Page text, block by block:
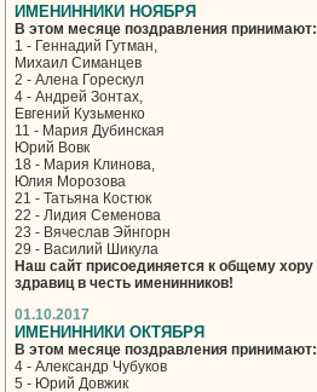
ИМЕНИННИКИ НОЯБРЯ
В этом месяце поздравления принимают:
1 - Геннадий Гутман,
Михаил Симанцев
2 - Алена Горескул
4 - Андрей Зонтах,
Евгений Кузьменко
11 - Мария Дубинская
Юрий Вовк
18 - Мария Клинова,
Юлия Морозова
21 - Татьяна Костюк
22 - Лидия Семенова
23 - Вячеслав Эйнгорн
29 - Василий Шикула
Наш сайт присоединяется к общему хору
здравиц в честь именинников!
01.10.2017
ИМЕНИННИКИ ОКТЯБРЯ
В этом месяце поздравления принимают:
4 - Александр Чубуков
5 - Юрий Довжик